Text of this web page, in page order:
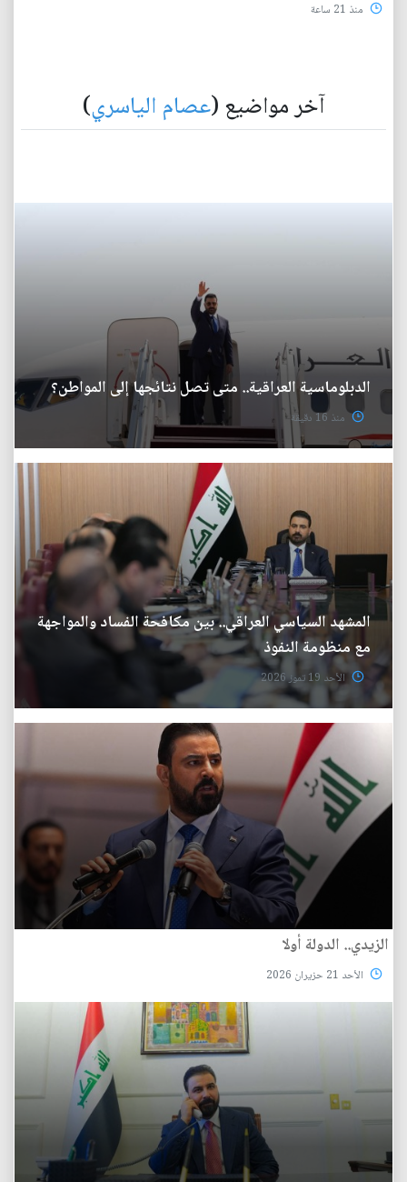
منذ 21 ساعة
آخر مواضيع (عصام الياسري)
الدبلوماسية العراقية.. متى تصل نتائجها إلى المواطن؟
منذ 16 دقيقة
المشهد السياسي العراقي.. بين مكافحة الفساد والمواجهة
مع منظومة النفوذ
الأحد 19 تموز 2026
الزيدي.. الدولة أولا
الأحد 21 حزيران 2026